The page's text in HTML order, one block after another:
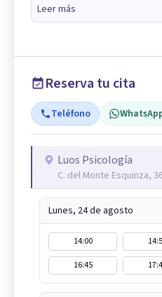
Leer más
Reserva tu cita
Teléfono
Luos Psicología
C. del Monte Esquinza,
Lunes, 24 de agosto
14:00
16:45